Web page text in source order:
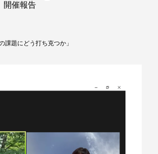
開催報告
題にどう打ち克つか」
第２回WAFPフェスタ（2024年11月7日